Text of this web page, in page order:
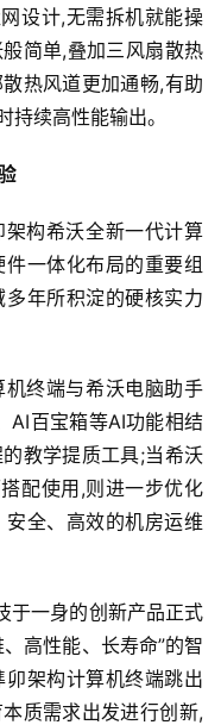
设计,无需拆机就能操
简单,叠加三风扇散热
热风道更加通畅,有助
续高性能输出。
构希沃全新一代计算
一体化布局的重要组
年所积淀的硬核实力
终端与希沃电脑助手
AI百宝箱等AI功能相结
教学提质工具;当希沃
配使用,则进一步优化
全、高效的机房运维
于一身的创新产品正式
高性能、长寿命”的智
架构计算机终端跳出
质需求出发进行创新,